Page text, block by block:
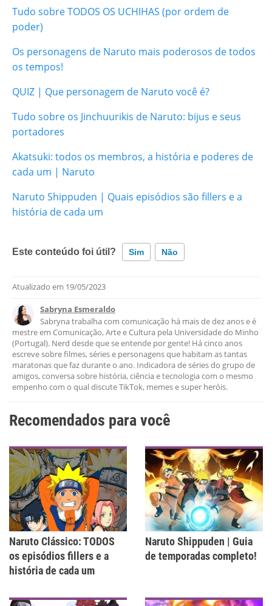
Tudo sobre TODOS OS UCHIHAS (por ordem de
poder)
Os personagens de Naruto mais poderosos de todos
os tempos!
QUIZ | Que personagem de Naruto você é?
Tudo sobre os Jinchuurikis de Naruto: bijus e seus
portadores
Akatsuki: todos os membros, a história e poderes de
cada um | Naruto
Naruto Shippuden | Quais episódios são fillers e a
história de cada um
Este conteúdo foi útil? Sim Não
Este conteúdo contém informação incorreta
Este conteúdo não tem a informação que procuro
Outro
Atualizado em 19/05/2023
Sabryna Esmeraldo
Sabryna trabalha com comunicação há mais de dez anos e é
mestre em Comunicação, Arte e Cultura pela Universidade do Minho
(Portugal). Nerd desde que se entende por gente! Há cinco anos
escreve sobre filmes, séries e personagens que habitam as tantas
maratonas que faz durante o ano. Indicadora de séries do grupo de
amigos, conversa sobre história, ciência e tecnologia com o mesmo
empenho com o qual discute TikTok, memes e super heróis.
Recomendados para você
Naruto Clássico: TODOS
os episódios fillers e a
história de cada um
Naruto Shippuden | Guia
de temporadas completo!